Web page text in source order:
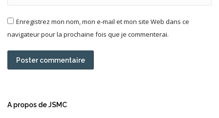
Enregistrez mon nom, mon e-mail et mon site Web dans ce
navigateur pour la prochaine fois que je commenterai.
Poster commentaire
A propos de JSMC